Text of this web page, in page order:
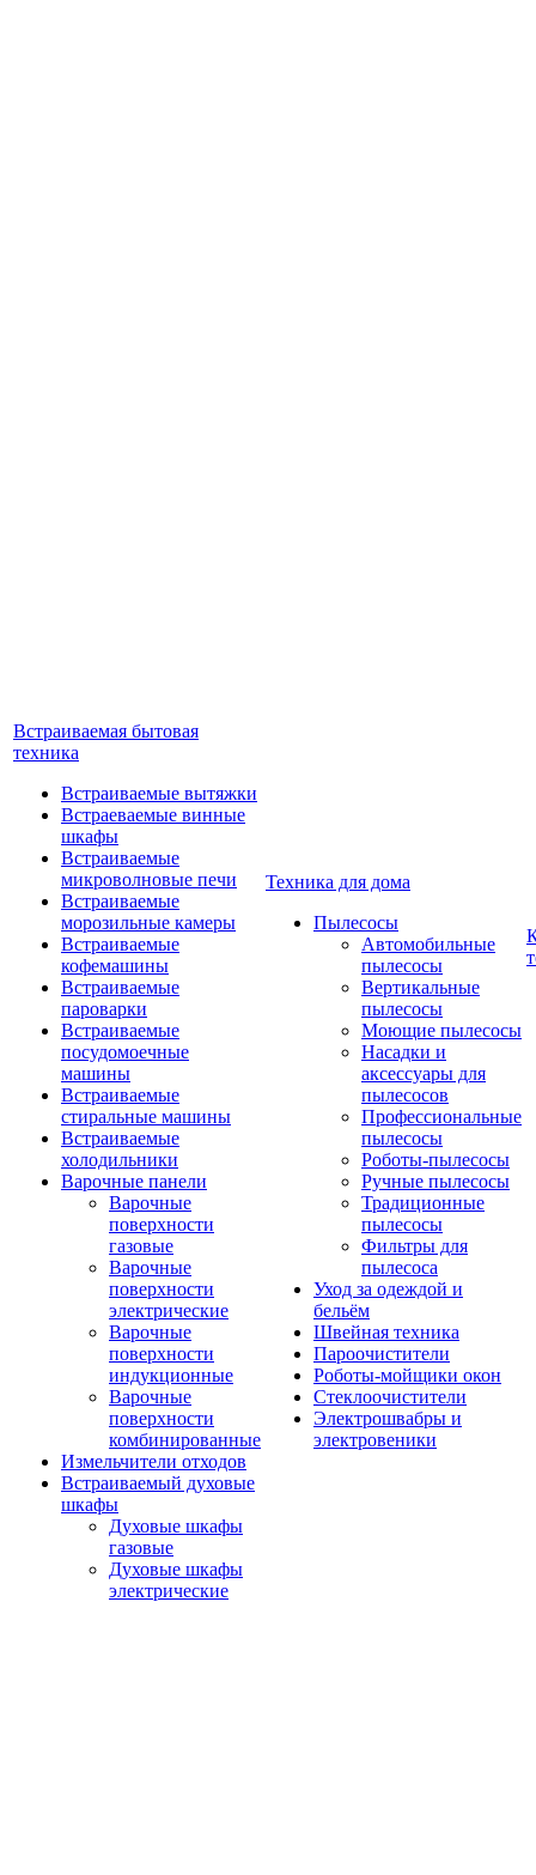
Встраиваемая бытовая
техника
Встраиваемые вытяжки
Встраеваемые винные
шкафы
Встраиваемые
микроволновые печи
Встраиваемые
морозильные камеры
Встраиваемые
кофемашины
Встраиваемые
пароварки
Встраиваемые
посудомоечные
машины
Встраиваемые
стиральные машины
Встраиваемые
холодильники
Варочные панели
Варочные
поверхности
газовые
Варочные
поверхности
электрические
Варочные
поверхности
индукционные
Варочные
поверхности
комбинированные
Измельчители отходов
Встраиваемый духовые
шкафы
Духовые шкафы
газовые
Духовые шкафы
электрические
Техника для дома
Пылесосы
Автомобильные
пылесосы
Вертикальные
пылесосы
Моющие пылесосы
Насадки и
аксессуары для
пылесосов
Профессиональные
пылесосы
Роботы-пылесосы
Ручные пылесосы
Традиционные
пылесосы
Фильтры для
пылесоса
Уход за одеждой и
бельём
Швейная техника
Пароочистители
Роботы-мойщики окон
Стеклоочистители
Электрошвабры и
электровеники